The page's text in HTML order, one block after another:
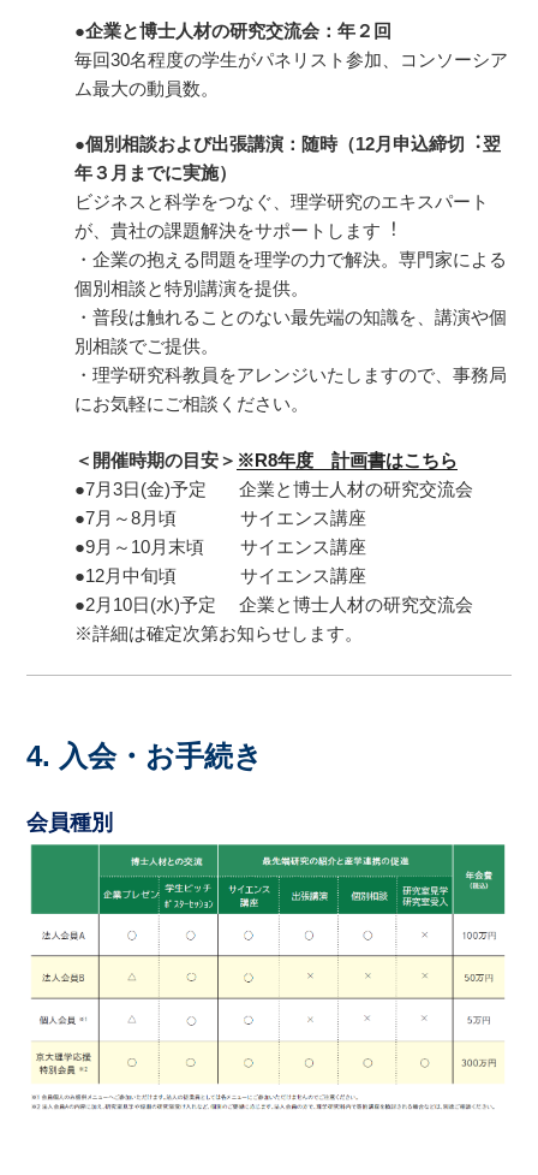
●企業と博士人材の研究交流会：年２回
毎回30名程度の学⽣がパネリスト参加、コンソーシア
ム最⼤の動員数。
●個別相談および出張講演：随時（12⽉申込締切︓翌
年３⽉までに実施）
ビジネスと科学をつなぐ、理学研究のエキスパート
が、貴社の課題解決をサポートします︕
・企業の抱える問題を理学の⼒で解決。専⾨家による
個別相談と特別講演を提供。
・普段は触れることのない最先端の知識を、講演や個
別相談でご提供。
・理学研究科教員をアレンジいたしますので、事務局
にお気軽にご相談ください。
＜開催時期の目安＞ ※R8年度 計画書はこちら
●7月3日(金)予定 企業と博士人材の研究交流会
●7月～8月頃 サイエンス講座
●9月～10月末頃 サイエンス講座
●12月中旬頃 サイエンス講座
●2月10日(水)予定 企業と博士人材の研究交流会
※詳細は確定次第お知らせします。
4. 入会・お手続き
会員種別